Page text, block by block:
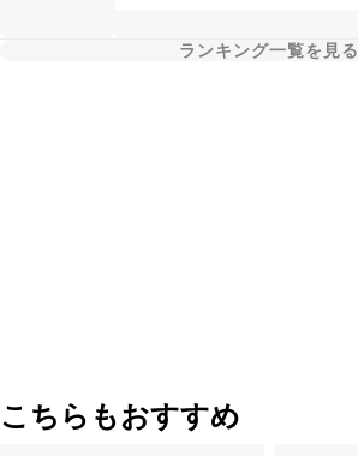
ランキング一覧を見る
こちらもおすすめ